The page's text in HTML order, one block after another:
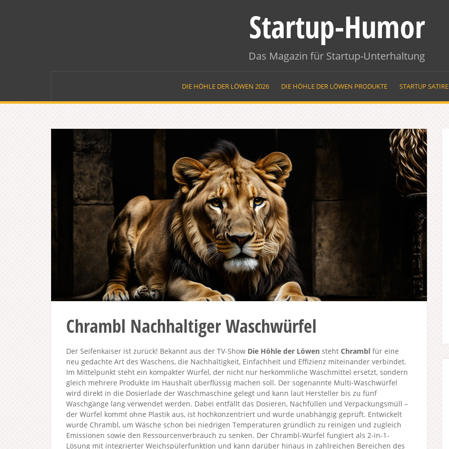
Startup-Humor
Das Magazin für Startup-Unterhaltung
DIE HÖHLE DER LÖWEN 2026 DIE HÖHLE DER LÖWEN PRODUKTE STARTUP
Chrambl Nachhaltiger Waschwürfel
Der Seifenkaiser ist zurück! Bekannt aus der TV-Show Die Höhle der Löwen steht Chrambl für eine
neu gedachte Art des Waschens, die Nachhaltigkeit, Einfachheit und Effizienz miteinander verbindet.
Im Mittelpunkt steht ein kompakter Würfel, der nicht nur herkömmliche Waschmittel ersetzt, sondern
gleich mehrere Produkte im Haushalt überflüssig machen soll. Der sogenannte Multi-Waschwürfel
wird direkt in die Dosierlade der Waschmaschine gelegt und kann laut Hersteller bis zu fünf
Waschgänge lang verwendet werden. Dabei entfällt das Dosieren, Nachfüllen und Verpackungsmüll –
der Würfel kommt ohne Plastik aus, ist hochkonzentriert und wurde unabhängig geprüft. Entwickelt
wurde Chrambl, um Wäsche schon bei niedrigen Temperaturen gründlich zu reinigen und zugleich
Emissionen sowie den Ressourcenverbrauch zu senken. Der Chrambl-Würfel fungiert als 2-in-1-
Lösung mit integrierter Weichspülerfunktion und kann darüber hinaus in zahlreichen Bereichen des